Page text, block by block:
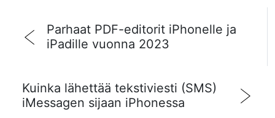
Parhaat PDF-editorit iPhonelle ja
iPadille vuonna 2023
Kuinka lähettää tekstiviesti (SMS)
iMessagen sijaan iPhonessa